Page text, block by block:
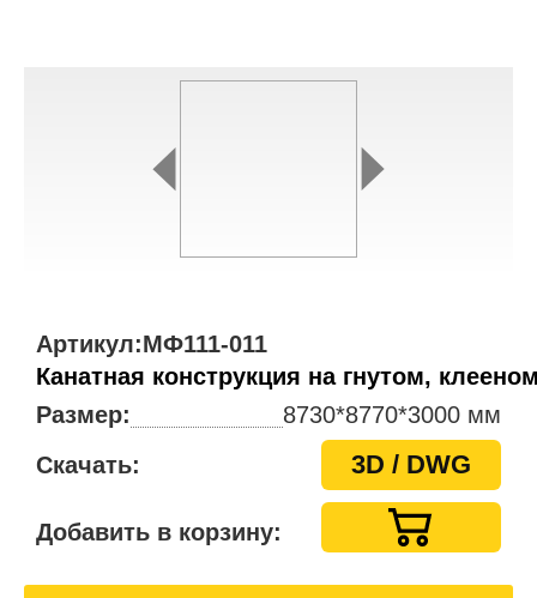
Артикул:МФ111-011
Канатная конструкция на гнутом,
Размер:
8730*8770*3000 мм
Скачать:
3D / DWG
Добавить в корзину: